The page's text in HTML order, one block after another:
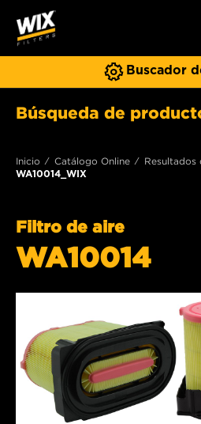
Buscador
Búsqueda de
Inicio Catálogo Online
Resultados
WA10014_WIX
Filtro de aire
WA10014